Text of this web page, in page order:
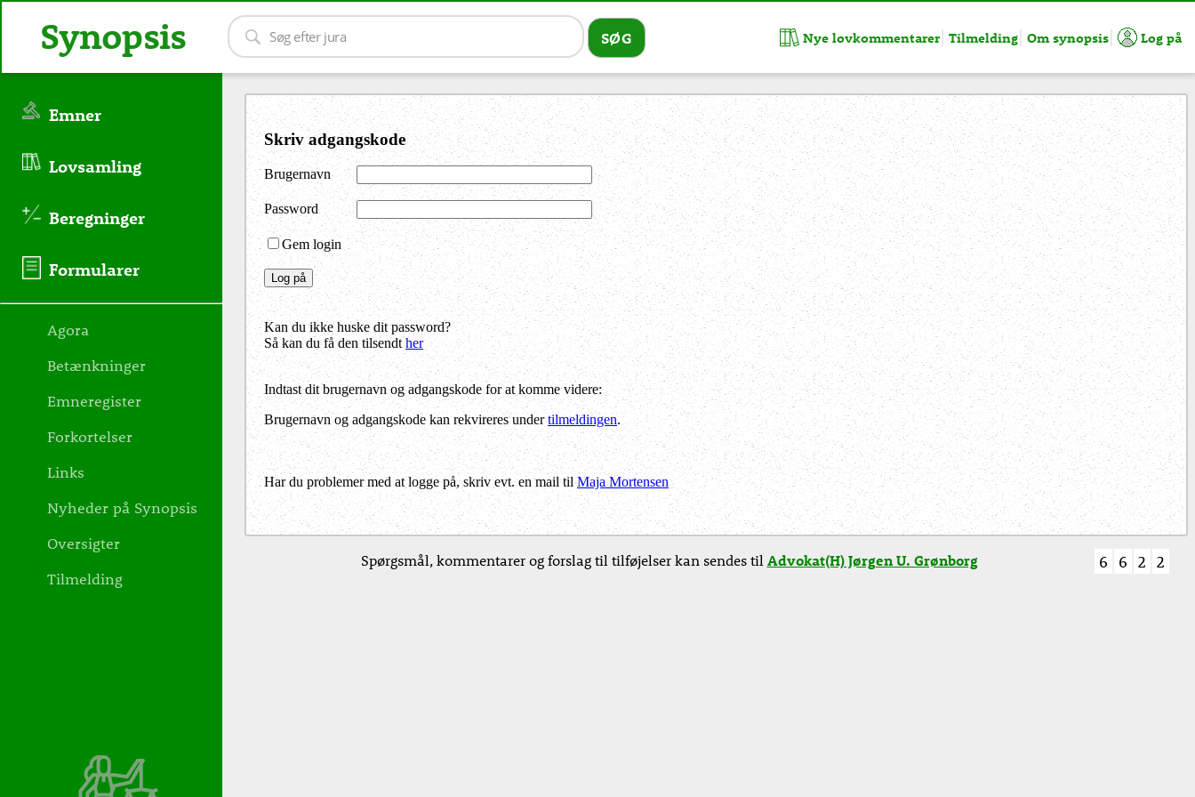
Skriv adgangskode
Brugernavn
Password
Gem login
Kan du ikke huske dit password?
Så kan du få den tilsendther
Indtast dit brugernavn og adgangskode for at komme videre:
Brugernavn og adgangskode kan rekvireres undertilmeldingen.
Har du problemer med at logge på, skriv evt. en mail tilMaja Mortensen
Emner
Lovsamling
Beregninger
Formularer
Agora
Betænkninger
Emneregister
Forkortelser
Links
Nyheder på Synopsis
Oversigter
Tilmelding
Synopsis Nye lovkommentarer Tilmelding Om synopsis Log på
Spørgsmål, kommentarer og forslag til tilføjelser kan sendes tilAdvokat(H) Jørgen U. Grønborg 6 6 2 2